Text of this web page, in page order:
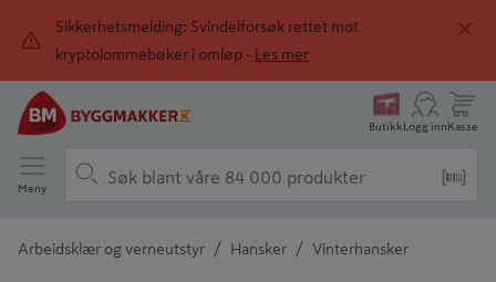
Sikkerhetsmelding: Svindelforsøk rettet mot
kryptolommebøker i omløp -
Les mer
ButikkLogg innKasse
Meny
Arbeidsklær og verneutstyr / Hansker / Vinterhansker